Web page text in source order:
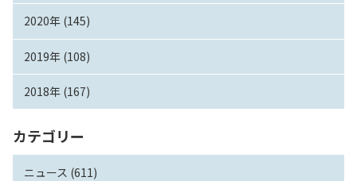
2020年 (145)
2019年 (108)
2018年 (167)
カテゴリー
ニュース (611)